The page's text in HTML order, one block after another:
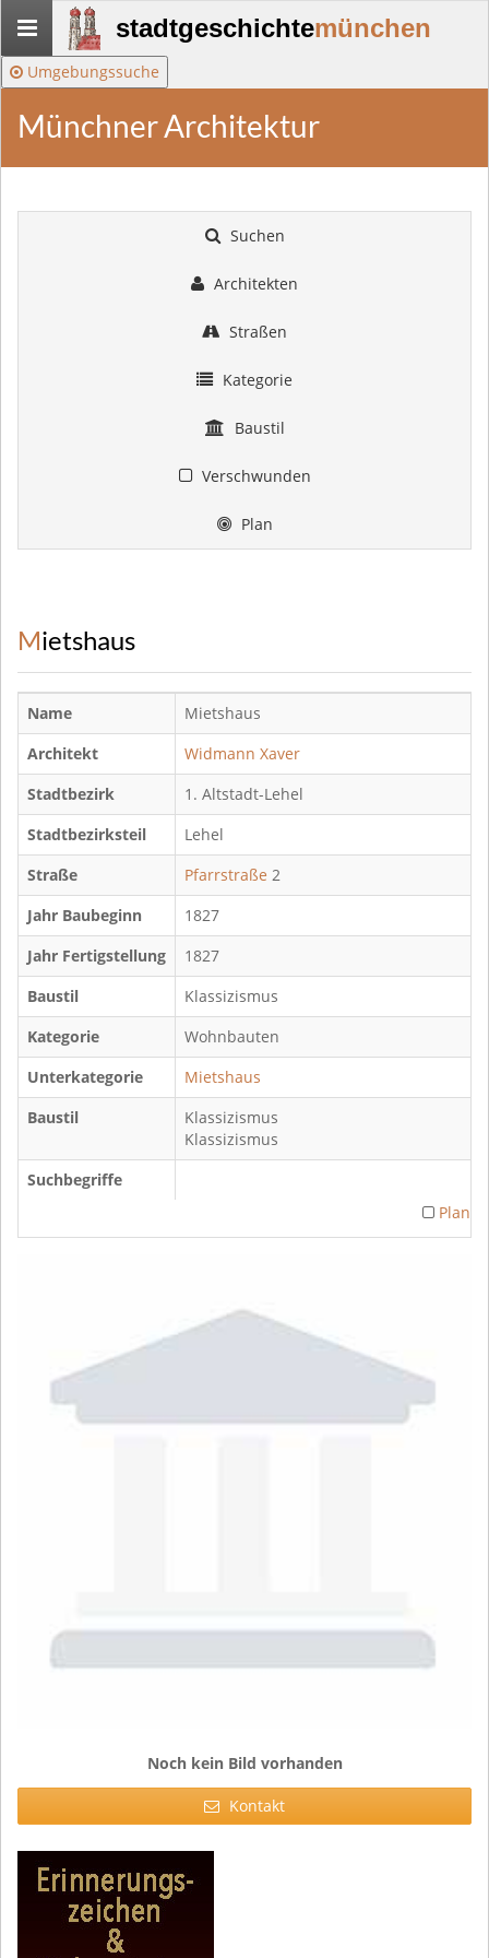
Stadtgeschichte-
München
stadtgeschichtemünchen
Umgebungssuche
Münchner Architektur
Suchen
Architekten
Straßen
Kategorie
Baustil
Verschwunden
Plan
Mietshaus
Name
Mietshaus
Architekt
Widmann Xaver
Stadtbezirk
1. Altstadt-Lehel
Stadtbezirksteil
Lehel
Straße
Pfarrstraße 2
Jahr Baubeginn
1827
Jahr Fertigstellung
1827
Baustil
Klassizismus
Kategorie
Wohnbauten
Unterkategorie
Mietshaus
Baustil
Klassizismus
Klassizismus
Suchbegriffe
Plan
Noch kein Bild vorhanden
Kontakt